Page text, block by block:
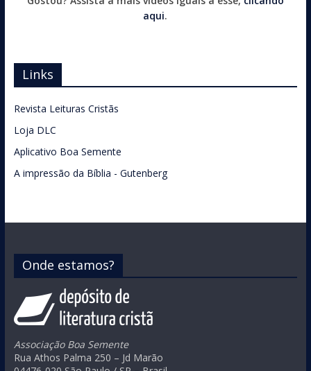
aqui.
Links
Revista Leituras Cristãs
Loja DLC
Aplicativo Boa Semente
A impressão da Bíblia - Gutenberg
Onde estamos?
Associação Boa Semente
Rua Athos Palma 250 – Jd Marão